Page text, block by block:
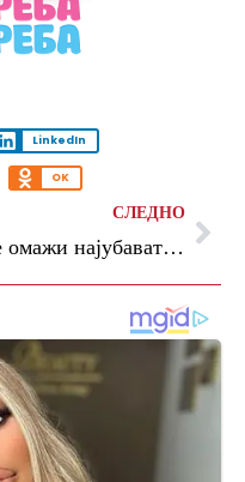
LinkedIn
OK
СЛЕДНО
Се омажи најубавата жена на светот: поранешна српска снаа отпатува на луксузна дестинација и кажа „да“